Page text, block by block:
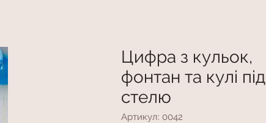
Цифра з кульок,
фонтан та кулі під
стелю
Артикул: 0042